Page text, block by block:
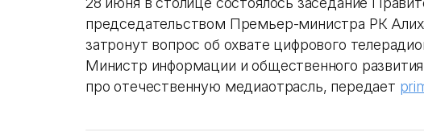
председательством Премьер-министра РК
затронут вопрос об охвате цифрового
Министр информации и общественного
про отечественную медиаотрасль, передает